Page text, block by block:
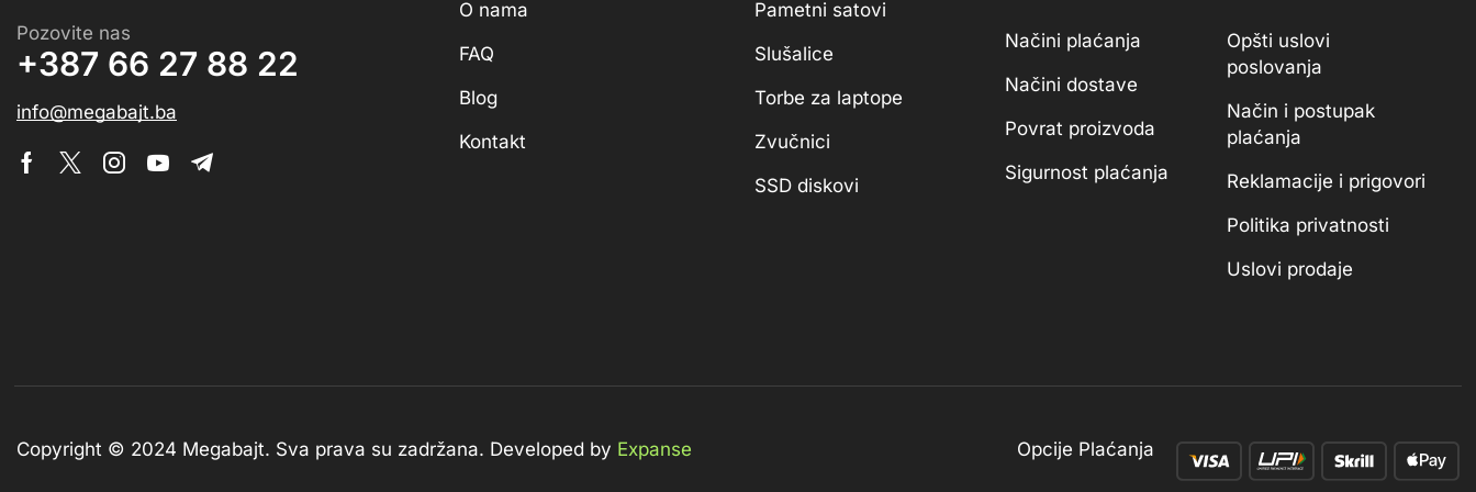
Pozovite nas
+387 66 27 88 22
info@megabajt.ba
O nama
FAQ
Blog
Kontakt
Pametni satovi
Slušalice
Torbe za laptope
Zvučnici
SSD diskovi
Načini plaćanja
Načini dostave
Povrat proizvoda
Sigurnost plaćanja
Opšti uslovi
poslovanja
Način i postupak
plaćanja
Reklamacije i prigovori
Politika privatnosti
Uslovi prodaje
Copyright © 2024 Megabajt. Sva prava su zadržana. Developed by Expanse Opcije Plaćanja